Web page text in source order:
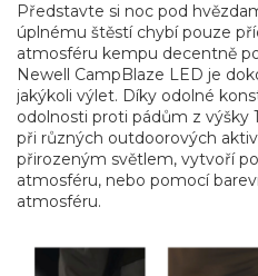
Představte si noc pod
úplnému štěstí chybí pouze
atmosféru kempu decentně
Newell CampBlaze LED je
jakýkoli výlet. Díky odolné
odolnosti proti pádům z výšky
při různých outdoorových
přirozeným světlem, vytvoří
atmosféru, nebo pomocí
atmosféru.